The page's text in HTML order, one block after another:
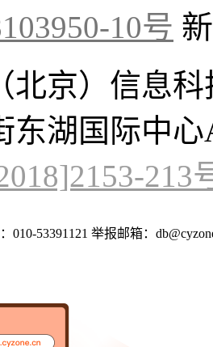
10号
北京）信息
东湖国际中
213
010-53391121 举报邮箱：